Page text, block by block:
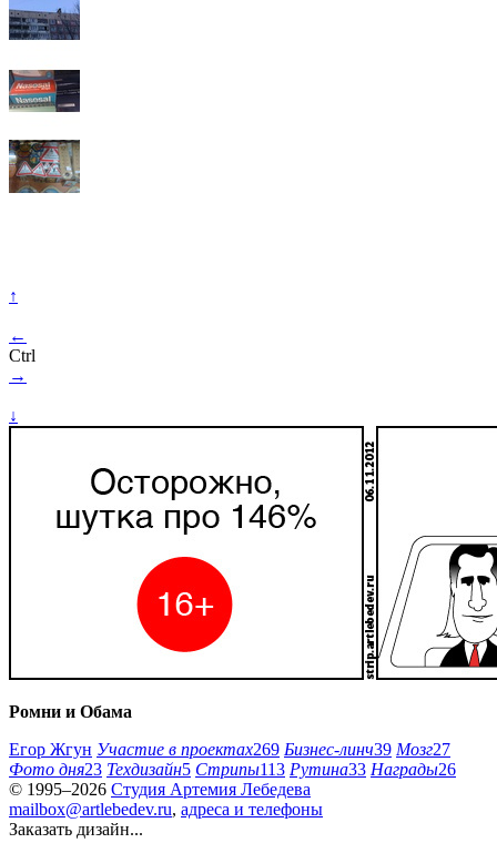
↑
←
Ctrl
→
↓
Ромни и Обама
Егор Жгун Участие в проектах269 Бизнес-линч39 Мозг27
Фото дня23 Техдизайн5 Стрипы113 Рутина33 Награды26
© 1995–2026 Студия Артемия Лебедева
mailbox@artlebedev.ru, адреса и телефоны
Заказать дизайн...